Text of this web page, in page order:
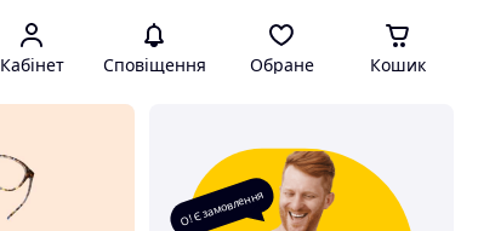
Кабінет Сповіщення Обране Кошик
О! Є замовлення